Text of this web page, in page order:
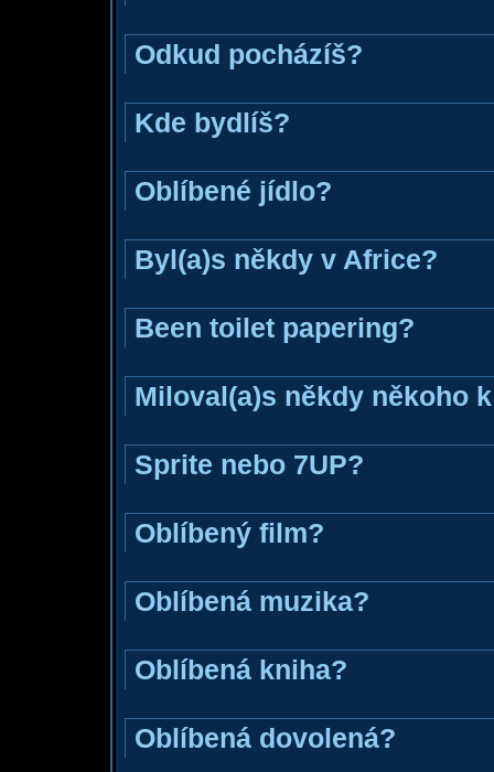
Odkud pocházíš?
Kde bydlíš?
Oblíbené jídlo?
Byl(a)s někdy v Africe?
Been toilet papering?
Miloval(a)s někdy někoho
Sprite nebo 7UP?
Oblíbený film?
Oblíbená muzika?
Oblíbená kniha?
Oblíbená dovolená?